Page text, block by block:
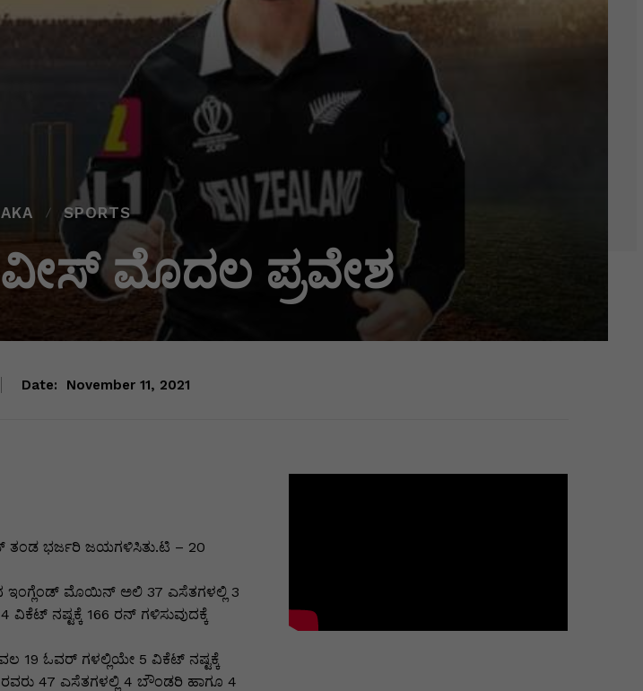
SPORTS
ಮೊದಲ ಪ್ರವೇಶ
Date: November 11, 2021
ತಂಡ ಭರ್ಜರಿ ಜಯಗಳಿಸಿತು.ಟಿ – 20
ಇಂಗ್ಲೆಂಡ್ ಮೊಯಿನ್ ಅಲಿ 37 ಎಸೆತಗಳಲ್ಲಿ 3
ನಷ್ಟಕ್ಕೆ 166 ರನ್ ಗಳಿಸುವುದಕ್ಕೆ
19 ಓವರ್ ಗಳಲ್ಲಿಯೇ 5 ವಿಕೆಟ್ ನಷ್ಟಕ್ಕೆ
47 ಎಸೆತಗಳಲ್ಲಿ 4 ಬೌಂಡರಿ ಹಾಗೂ 4